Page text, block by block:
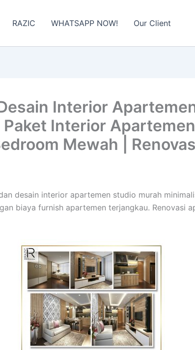
RAZIC WHATSAPP NOW! Our Client
Interior
Interior
Mewah |
desain interior apartemen studio murah
biaya furnish apartemen terjangkau. Renovasi